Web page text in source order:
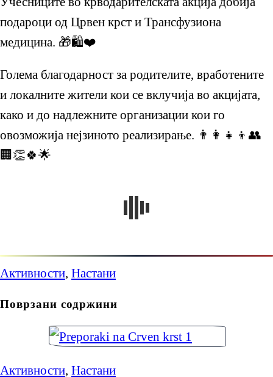
подароци од Црвен крст и Трансфузиона
медицина. 🎁🛍️❤️
Голема благодарност за родителите, вработените
и локалните жители кои се вклучија во акцијата,
како и до надлежните организации кои го
овозможија нејзиното реализирање. 👨‍👩‍👧‍👦👥
🏢👏🍀🌟
Активности, Настани
Поврзани содржини
Активности, Настани